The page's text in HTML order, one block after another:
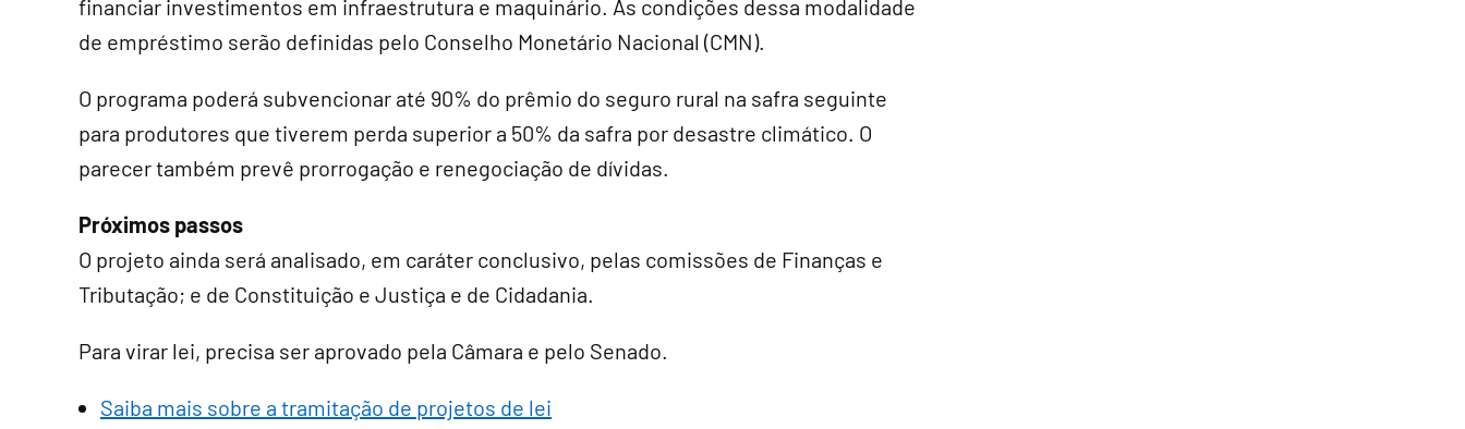
financiar investimentos em infraestrutura e maquinário. As condições dessa modalidade
de empréstimo serão definidas pelo Conselho Monetário Nacional (CMN).
O programa poderá subvencionar até 90% do prêmio do seguro rural na safra seguinte
para produtores que tiverem perda superior a 50% da safra por desastre climático. O
parecer também prevê prorrogação e renegociação de dívidas.
Próximos passos
O projeto ainda será analisado, em caráter conclusivo, pelas comissões de Finanças e
Tributação; e de Constituição e Justiça e de Cidadania.
Para virar lei, precisa ser aprovado pela Câmara e pelo Senado.
Saiba mais sobre a tramitação de projetos de lei